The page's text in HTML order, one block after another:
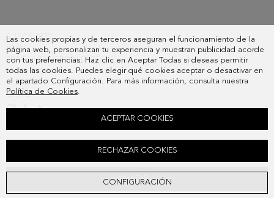
Las cookies propias y de terceros aseguran el funcionamiento de la
página web, personalizan tu experiencia y muestran publicidad acorde
con tus preferencias. Haz clic en Aceptar Todas si deseas permitir
todas las cookies. Puedes elegir qué cookies aceptar o desactivar en
el apartado Configuración. Para más información, consulta nuestra
Política de Cookies.
CONFIGURACIÓN
RECHAZAR COOKIES
ACEPTAR COOKIES
AÑADIR
SUSCRIBETE
PAIS
PREGUNTAS FRECUENTES
MIS PEDIDOS
CONTACTO
LEGAL